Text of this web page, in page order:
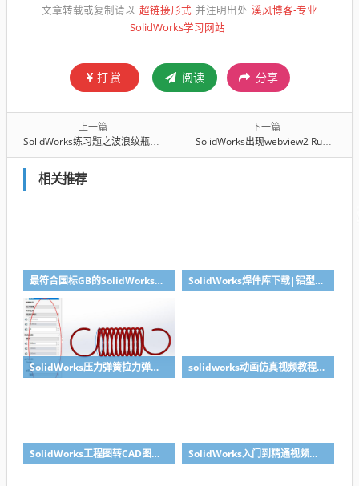
文章转载或复制请以 超链接形式 并注明出处 溪风博客-专业
SolidWorks学习网站
打赏 阅读 分享
上一篇
SolidWorks练习题之波浪纹瓶子的建模，常规命令巩固练习
下一篇
SolidWorks出现webview2 Runtime安装失败解决方法
相关推荐
最符合国标GB的SolidWorks图纸格式和图纸模板下载-溪风专用版 SolidWorks焊件库下载|铝型材库下载|附sw焊件库添加配置使用教程
SolidWorks压力弹簧拉力弹簧扭力弹簧涡卷弹簧自动生成宏程序下载 solidworks动画仿真视频教程-学SolidWorks动画必看视频
SolidWorks工程图转CAD图纸DWG格式映射文件无乱码可分层-溪风亲测推荐 SolidWorks入门到精通视频教程（适合sw2018-2026）